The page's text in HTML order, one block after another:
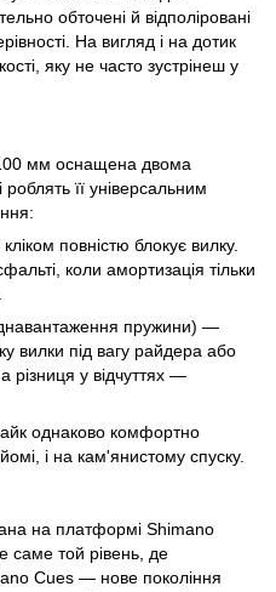
обточені й відполіровані
На вигляд і на дотик
яку не часто зустрінеш у
мм оснащена двома
її універсальним
повністю блокує вилку.
коли амортизація тільки
пружини) —
вилки під вагу райдера або
різниця у відчуттях —
однаково комфортно
і на кам'янистому спуску.
на платформі Shimano
саме той рівень, де
Cues — нове покоління